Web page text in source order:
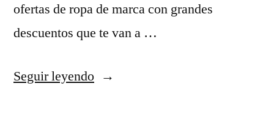
ofertas de ropa de marca con grandes
descuentos que te van a …
Seguir leyendo«Qué